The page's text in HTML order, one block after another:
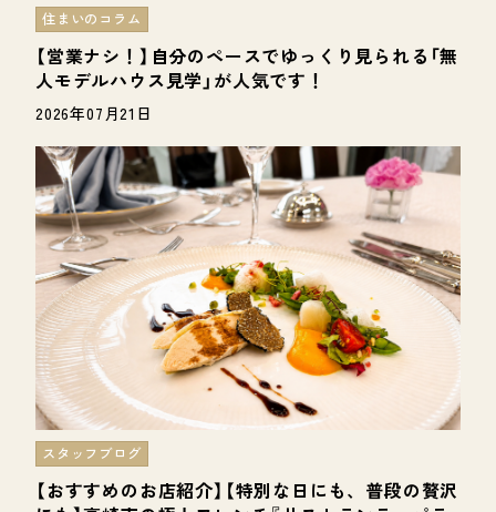
【営業ナシ！】自分のペースでゆっくり見られる「無
人モデルハウス見学」が人気です！
住まいのコラム
2026年07月21日
【おすすめのお店紹介】【特別な日にも、普段の贅沢
スタッフブログ